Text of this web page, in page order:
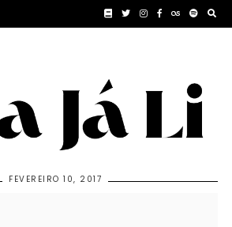
FEVEREIRO 10, 2017